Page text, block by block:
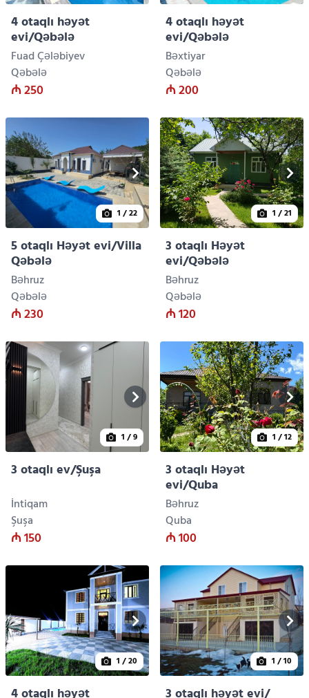
4 otaqlı həyət
evi/Qəbələ
Fuad Çələbiyev
Qəbələ
₼ 250
4 otaqlı həyət
evi/Qəbələ
Bəxtiyar
Qəbələ
₼ 200
1 / 22
5 otaqlı Həyət evi/Villa
Qəbələ
Bəhruz
Qəbələ
₼ 230
1 / 21
3 otaqlı Həyət
evi/Qəbələ
Bəhruz
Qəbələ
₼ 120
1 / 9
3 otaqlı ev/Şuşa
İntiqam
Şuşa
₼ 150
1 / 12
3 otaqlı Həyət
evi/Quba
Bəhruz
Quba
₼ 100
1 / 20 1 / 10